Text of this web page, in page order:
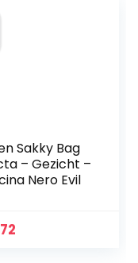
Sakky Bag
– Gezicht –
Nero Evil